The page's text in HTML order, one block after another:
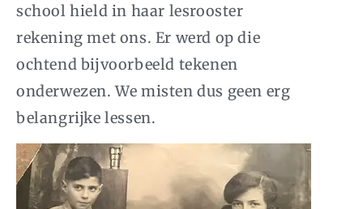
school hield in haar lesrooster
rekening met ons. Er werd op die
ochtend bijvoorbeeld tekenen
onderwezen. We misten dus geen erg
belangrijke lessen.